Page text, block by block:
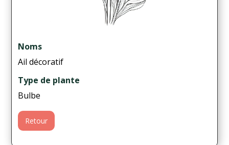
Noms
Ail décoratif
Type de plante
Bulbe
Retour